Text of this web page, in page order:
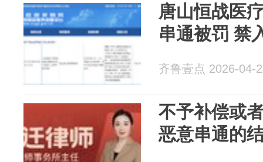
唐山恒战医
串通被罚 禁
齐鲁壹点 2026-04-
不予补偿或
恶意串通的